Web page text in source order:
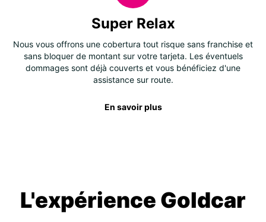
Super Relax
Nous vous offrons une cobertura tout risque sans franchise et
sans bloquer de montant sur votre tarjeta. Les éventuels
dommages sont déjà couverts et vous bénéficiez d'une
assistance sur route.
En savoir plus
L'expérience Goldcar